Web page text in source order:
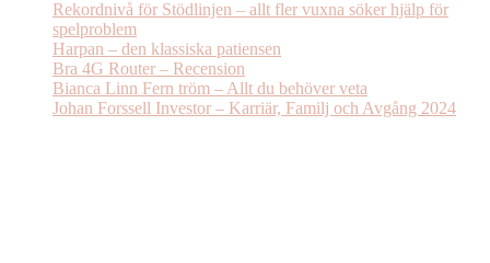
Rekordnivå för Stödlinjen – allt fler vuxna söker hjälp för
spelproblem
Harpan – den klassiska patiensen
Bra 4G Router – Recension
Bianca Linn Fern tröm – Allt du behöver veta
Johan Forssell Investor – Karriär, Familj och Avgång 2024